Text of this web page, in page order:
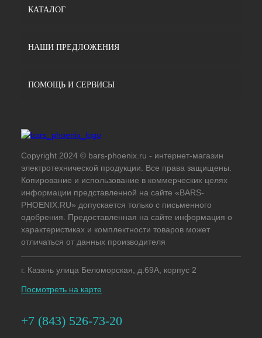
КАТАЛОГ
НАШИ ПРЕДЛОЖЕНИЯ
ПОМОЩЬ И СЕРВИСЫ
Copyright 2024 © bars-phoenix.ru - интернет-магазин
электротехнической продукции. Все права защищены.
Копирование и использование в коммерческих целях
информации представленной на сайте «BARS-
PHOENIX.RU» допускается только с письменного
одобрения. Предоставленная на сайте информация о
характеристиках и комплектности товаров может
отличаться от данных производителя
г. Казань улица Беломорская, д.69А, корпус 2
Посмотреть на карте
+7 (843) 526-73-20